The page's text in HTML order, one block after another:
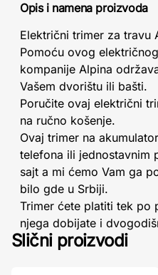
Opis i namena proizvoda
Električni trimer za travu
Pomoću ovog
kompanije Alpina
Vašem dvorištu ili bašti.
Poručite ovaj električni
na ručno košenje.
Ovaj trimer na
telefona ili jednostavnim
sajt a mi ćemo Vam ga
bilo gde u Srbiji.
Trimer ćete platiti tek po
njega dobijate i
Slični proizvodi